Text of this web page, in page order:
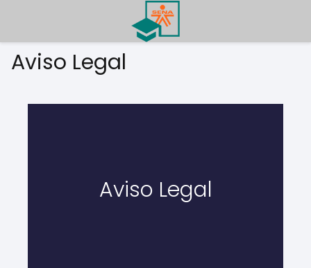
Aviso Legal
Aviso Legal